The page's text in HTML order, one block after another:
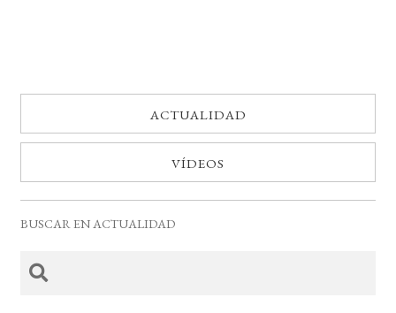
ACTUALIDAD
VÍDEOS
BUSCAR EN ACTUALIDAD